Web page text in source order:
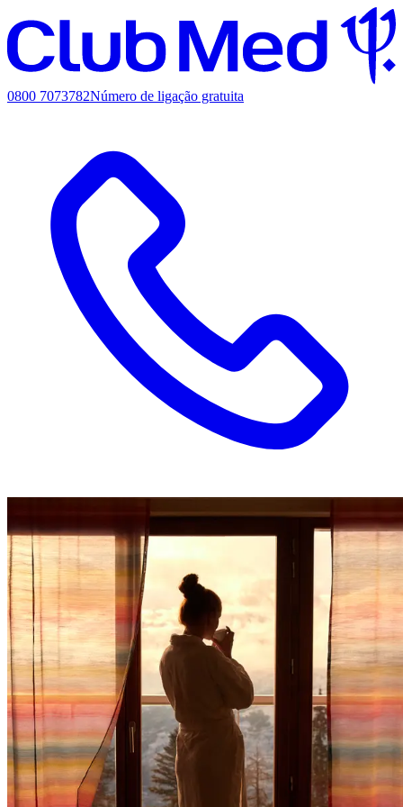
0800 7073782Número de ligação gratuita